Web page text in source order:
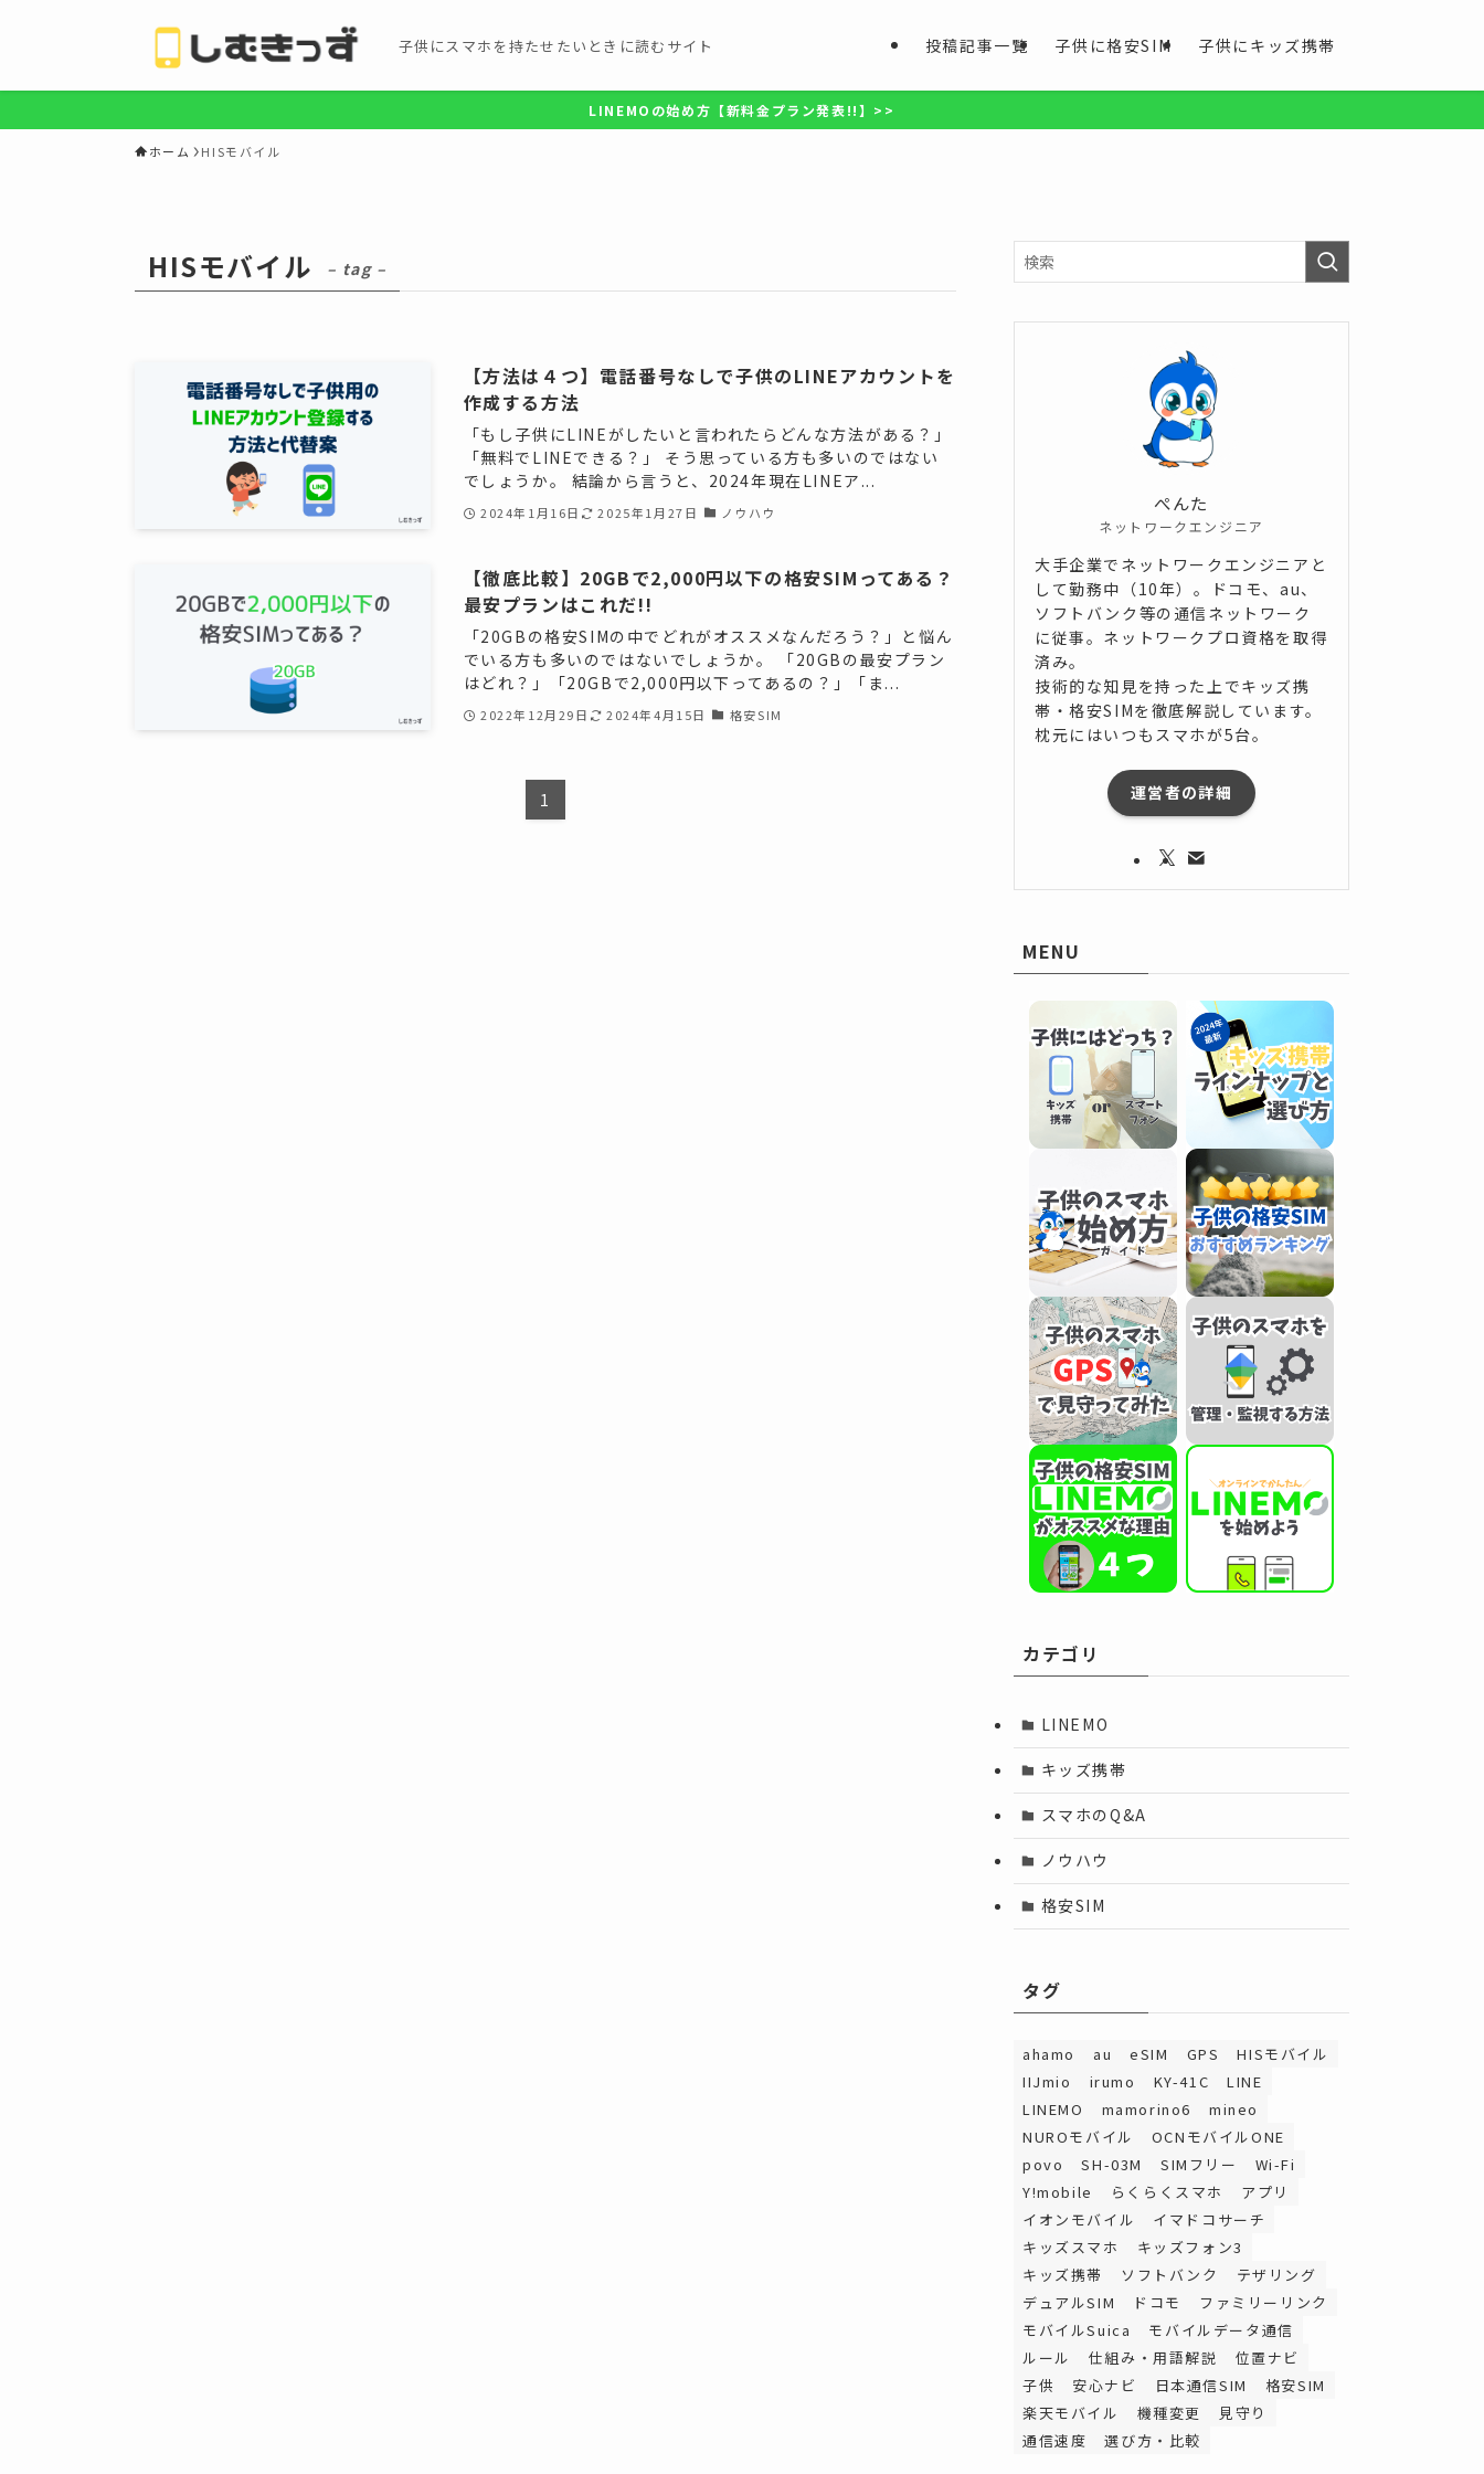
子供にスマホを持たせたいときに読むサイト 投稿記事一覧 子供に格安SIM 子供にキッズ携帯
LINEMOの始め方【新料金プラン発表!!】>>
ホーム HISモバイル
HISモバイル – tag –
【方法は４つ】電話番号なしで子供のLINEアカウントを
作成する方法
「もし子供にLINEがしたいと言われたらどんな方法がある？」
「無料でLINEできる？」 そう思っている方も多いのではない
でしょうか。 結論から言うと、2024年現在LINEア...
2024年1月16日 2025年1月27日 ノウハウ
【徹底比較】20GBで2,000円以下の格安SIMってある？
最安プランはこれだ!!
「20GBの格安SIMの中でどれがオススメなんだろう？」と悩ん
でいる方も多いのではないでしょうか。 「20GBの最安プラン
はどれ？」「20GBで2,000円以下ってあるの？」「ま...
2022年12月29日 2024年4月15日 格安SIM
1
ぺんた
ネットワークエンジニア
大手企業でネットワークエンジニアと
して勤務中（10年）。ドコモ、au、
ソフトバンク等の通信ネットワーク
に従事。ネットワークプロ資格を取得
済み。
技術的な知見を持った上でキッズ携
帯・格安SIMを徹底解説しています。
枕元にはいつもスマホが5台。
運営者の詳細
MENU
カテゴリ
LINEMO
キッズ携帯
スマホのQ&A
ノウハウ
格安SIM
タグ
ahamo au eSIM GPS
HISモバイル
IIJmio
irumo KY-41C
LINE
LINEMO
mamorino6
mineo
NUROモバイル
OCNモバイルONE
povo
SH-03M SIMフリー
Wi-Fi
Y!mobile
らくらくスマホ
アプリ
イオンモバイル
イマドコサーチ
キッズスマホ
キッズフォン3
キッズ携帯
ソフトバンク
テザリング
デュアルSIM
ドコモ
ファミリーリンク
モバイルSuica
モバイルデータ通信
ルール
仕組み・用語解説
位置ナビ
子供
安心ナビ 日本通信SIM
格安SIM
楽天モバイル
機種変更
見守り
通信速度
選び方・比較